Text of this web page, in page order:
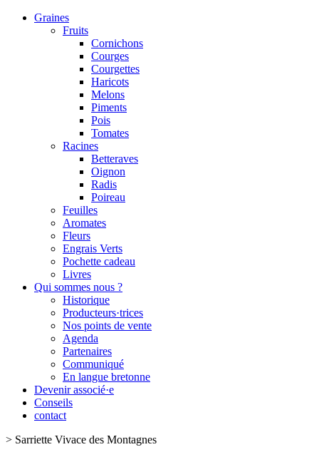
Graines
Fruits
Cornichons
Courges
Courgettes
Haricots
Melons
Piments
Pois
Tomates
Racines
Betteraves
Oignon
Radis
Poireau
Feuilles
Aromates
Fleurs
Engrais Verts
Pochette cadeau
Livres
Qui sommes nous ?
Historique
Producteurs·trices
Nos points de vente
Agenda
Partenaires
Communiqué
En langue bretonne
Devenir associé·e
Conseils
contact
> Sarriette Vivace des Montagnes